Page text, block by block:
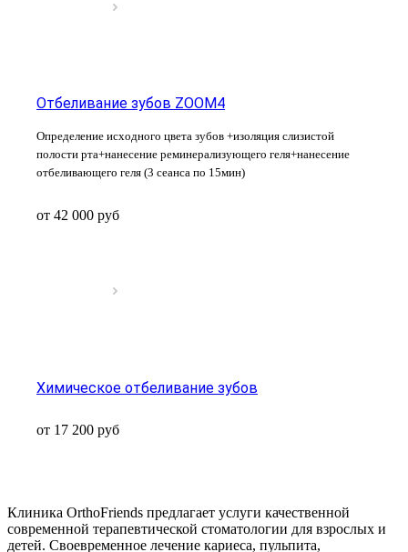
Отбеливание зубов ZOOM4
Определение исходного цвета зубов +изоляция слизистой
полости рта+нанесение реминерализующего геля+нанесение
отбеливающего геля (3 сеанса по 15мин)
от 42 000 руб
Химическое отбеливание зубов
от 17 200 руб
Клиника OrthoFriends предлагает услуги качественной
современной терапевтической стоматологии для взрослых и
детей. Своевременное лечение кариеса, пульпита,